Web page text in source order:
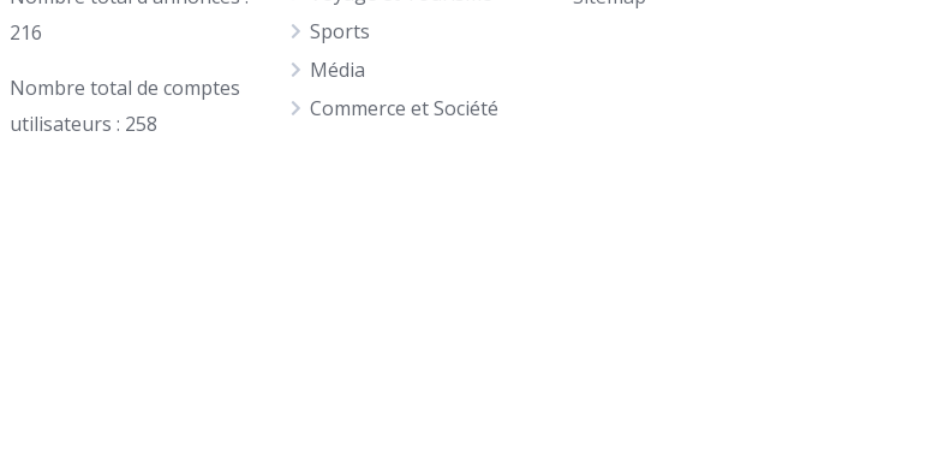
216
Nombre total de comptes
utilisateurs : 258
Sports
Média
Commerce et Société